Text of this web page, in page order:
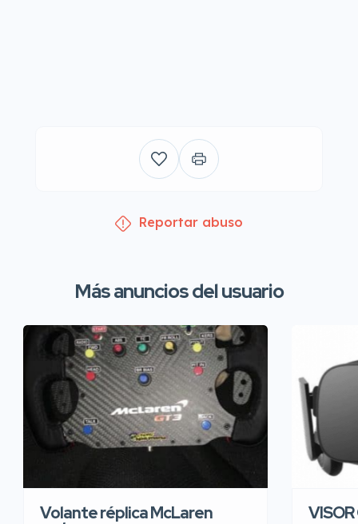
Reportar abuso
Más anuncios del usuario
Volante réplica McLaren VISOR